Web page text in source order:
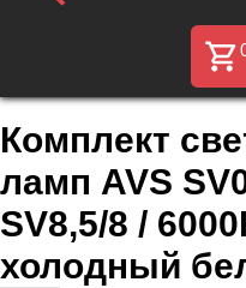
Комплект
ламп AVS
SV8,5/8 /
холодный